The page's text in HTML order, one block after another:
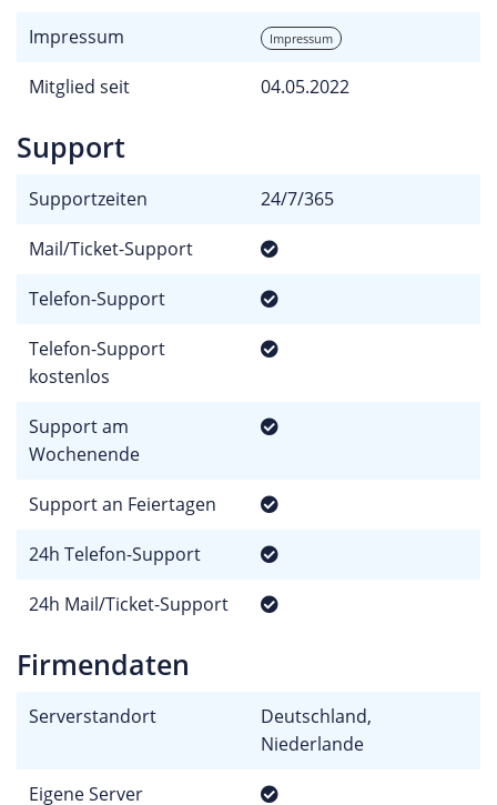
Impressum Impressum
Mitglied seit 04.05.2022
Support
Supportzeiten 24/7/365
Mail/Ticket-Support
Telefon-Support
Telefon-Support
kostenlos
Support am
Wochenende
Support an Feiertagen
24h Telefon-Support
24h Mail/Ticket-Support
Firmendaten
Serverstandort
Deutschland,
Niederlande
Eigene Server